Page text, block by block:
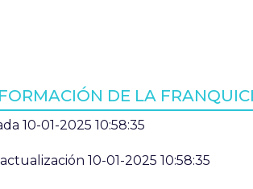
DE LA
10-01-2025 10:58:35
10-01-2025 10:58:35